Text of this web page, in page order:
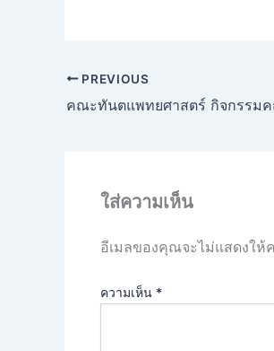
PREVIOUS
คณะทันตแพทยศาสตร์ กิจกรรม
ใส่ความเห็น
อีเมลของคุณจะไม่แสดงให้
ความเห็น *